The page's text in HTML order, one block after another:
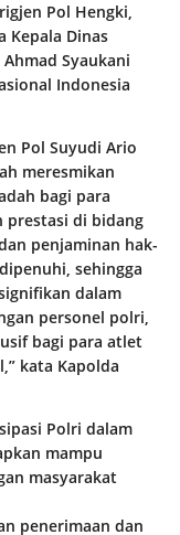
Pol Hengki,
Kepala Dinas
Syaukani
Indonesia
Pol Suyudi Ario
meresmikan
bagi para
prestasi di bidang
penjaminan hak-
sehingga
dalam
personel polri,
bagi para atlet
kata Kapolda
Polri dalam
mampu
masyarakat
penerimaan dan